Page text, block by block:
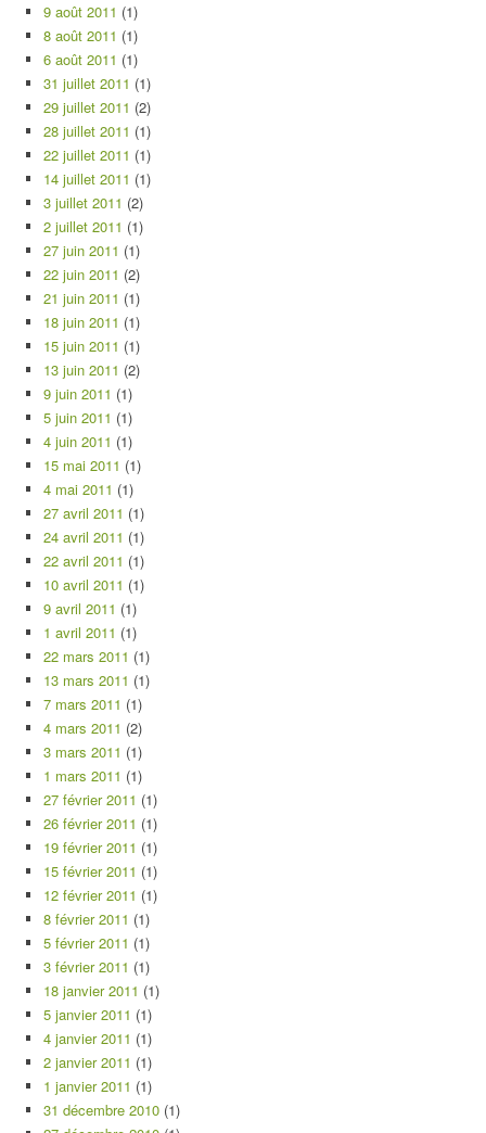
9 août 2011 (1)
8 août 2011 (1)
6 août 2011 (1)
31 juillet 2011 (1)
29 juillet 2011 (2)
28 juillet 2011 (1)
22 juillet 2011 (1)
14 juillet 2011 (1)
3 juillet 2011 (2)
2 juillet 2011 (1)
27 juin 2011 (1)
22 juin 2011 (2)
21 juin 2011 (1)
18 juin 2011 (1)
15 juin 2011 (1)
13 juin 2011 (2)
9 juin 2011 (1)
5 juin 2011 (1)
4 juin 2011 (1)
15 mai 2011 (1)
4 mai 2011 (1)
27 avril 2011 (1)
24 avril 2011 (1)
22 avril 2011 (1)
10 avril 2011 (1)
9 avril 2011 (1)
1 avril 2011 (1)
22 mars 2011 (1)
13 mars 2011 (1)
7 mars 2011 (1)
4 mars 2011 (2)
3 mars 2011 (1)
1 mars 2011 (1)
27 février 2011 (1)
26 février 2011 (1)
19 février 2011 (1)
15 février 2011 (1)
12 février 2011 (1)
8 février 2011 (1)
5 février 2011 (1)
3 février 2011 (1)
18 janvier 2011 (1)
5 janvier 2011 (1)
4 janvier 2011 (1)
2 janvier 2011 (1)
1 janvier 2011 (1)
31 décembre 2010 (1)